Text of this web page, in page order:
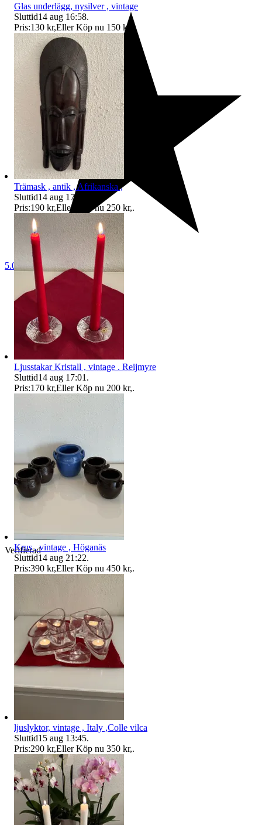
5.0
Verifierad
Glas underlägg, nysilver , vintage
Sluttid14 aug 16:58.
Pris:130 kr,Eller Köp nu 150 kr
Trämask , antik , Afrikanska ,
Sluttid14 aug 17:00
Pris:190 kr,Eller Köp nu 250 kr,.
Ljusstakar Kristall , vintage . Reijmyre
Sluttid14 aug 17:01 .
Pris:170 kr,Eller Köp nu 200 kr,.
Krus , vintage , Höganäs
Sluttid14 aug 21:22.
Pris:390 kr,Eller Köp nu 450 kr,.
ljuslyktor, vintage , Italy ,Colle vilca
Sluttid15 aug 13:45.
Pris:290 kr,Eller Köp nu 350 kr,.